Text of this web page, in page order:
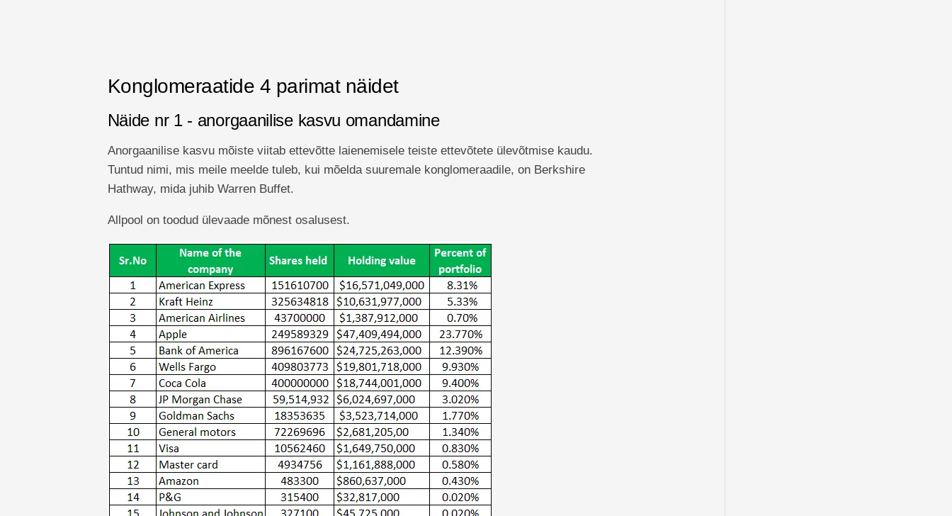
Konglomeraatide 4 parimat näidet
Näide nr 1 - anorgaanilise kasvu omandamine
Anorgaanilise kasvu mõiste viitab ettevõtte laienemisele teiste ettevõtete ülevõtmise kaudu.
Tuntud nimi, mis meile meelde tuleb, kui mõelda suuremale konglomeraadile, on Berkshire
Hathway, mida juhib Warren Buffet.
Allpool on toodud ülevaade mõnest osalusest.